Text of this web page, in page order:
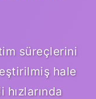
süreçlerini
hale